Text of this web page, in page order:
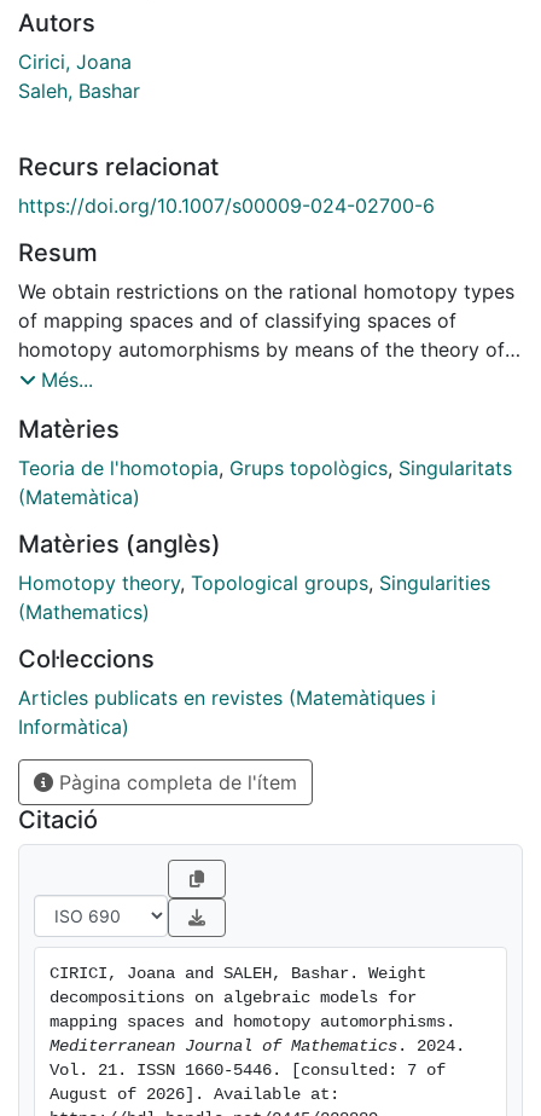
Autors
Cirici, Joana
Saleh, Bashar
Recurs relacionat
https://doi.org/10.1007/s00009-024-02700-6
Resum
We obtain restrictions on the rational homotopy types
of mapping spaces and of classifying spaces of
homotopy automorphisms by means of the theory of
positive weight decompositions. The theory applies, in
maps between compact Kähler manifolds as well as
homotopy automorphisms of Kähler manifolds.
Més...
Matèries
Teoria de l'homotopia, Grups topològics, Singularitats
(Matemàtica)
Matèries (anglès)
Homotopy theory, Topological groups, Singularities
(Mathematics)
Col·leccions
Articles publicats en revistes (Matemàtiques i
Informàtica)
Pàgina completa de l'ítem
Citació
CIRICI, Joana and SALEH, Bashar. Weight
decompositions on algebraic models for
Mediterranean Journal of Mathematics . 2024.
Vol. 21. ISSN 1660-5446. [consulted: 7 of
August of 2026]. Available at: